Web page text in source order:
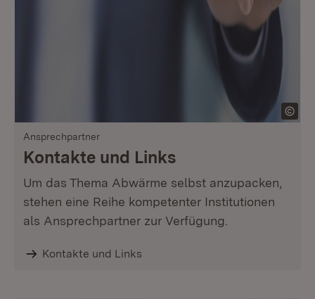
Ansprechpartner
Kontakte und Links
Um das Thema Abwärme selbst anzupacken,
stehen eine Reihe kompetenter Institutionen
als Ansprechpartner zur Verfügung.
Kontakte und Links